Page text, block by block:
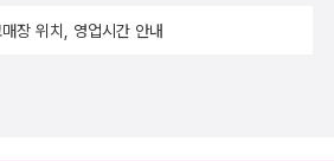
실까요?16가지 독해 비법 훈련 및 필수유
매장 위치, 영업시간 안내